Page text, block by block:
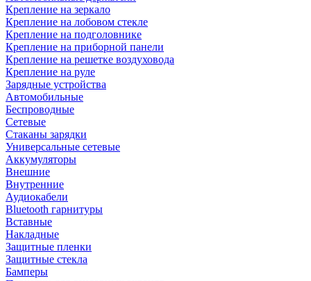
Крепление на зеркало
Крепление на лобовом стекле
Крепление на подголовнике
Крепление на приборной панели
Крепление на решетке воздуховода
Крепление на руле
Зарядные устройства
Автомобильные
Беспроводные
Сетевые
Стаканы зарядки
Универсальные сетевые
Аккумуляторы
Внешние
Внутренние
Аудиокабели
Bluetooth гарнитуры
Вставные
Накладные
Защитные пленки
Защитные стекла
Бамперы